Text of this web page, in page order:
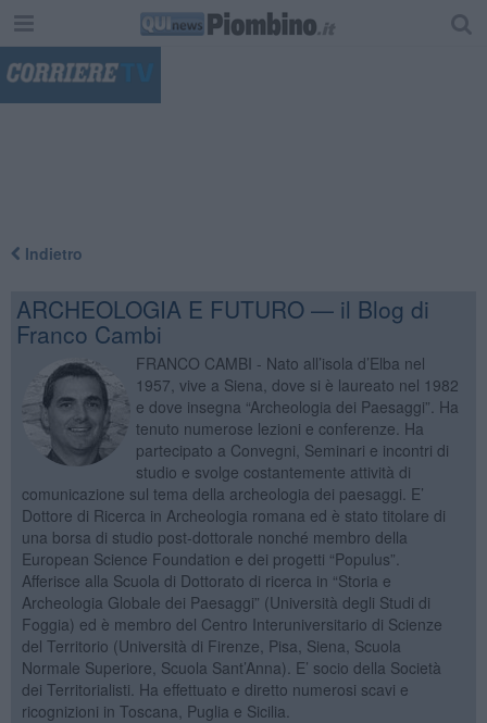
Indietro
ARCHEOLOGIA E FUTURO — il Blog di
Franco Cambi
FRANCO CAMBI - Nato all’isola d’Elba nel
1957, vive a Siena, dove si è laureato nel 1982
e dove insegna “Archeologia dei Paesaggi”. Ha
tenuto numerose lezioni e conferenze. Ha
partecipato a Convegni, Seminari e incontri di
studio e svolge costantemente attività di
comunicazione sul tema della archeologia dei paesaggi. E’
Dottore di Ricerca in Archeologia romana ed è stato titolare di
una borsa di studio post-dottorale nonché membro della
European Science Foundation e dei progetti “Populus”.
Afferisce alla Scuola di Dottorato di ricerca in “Storia e
Archeologia Globale dei Paesaggi” (Università degli Studi di
Foggia) ed è membro del Centro Interuniversitario di Scienze
del Territorio (Università di Firenze, Pisa, Siena, Scuola
Normale Superiore, Scuola Sant’Anna). E’ socio della Società
dei Territorialisti. Ha effettuato e diretto numerosi scavi e
ricognizioni in Toscana, Puglia e Sicilia.